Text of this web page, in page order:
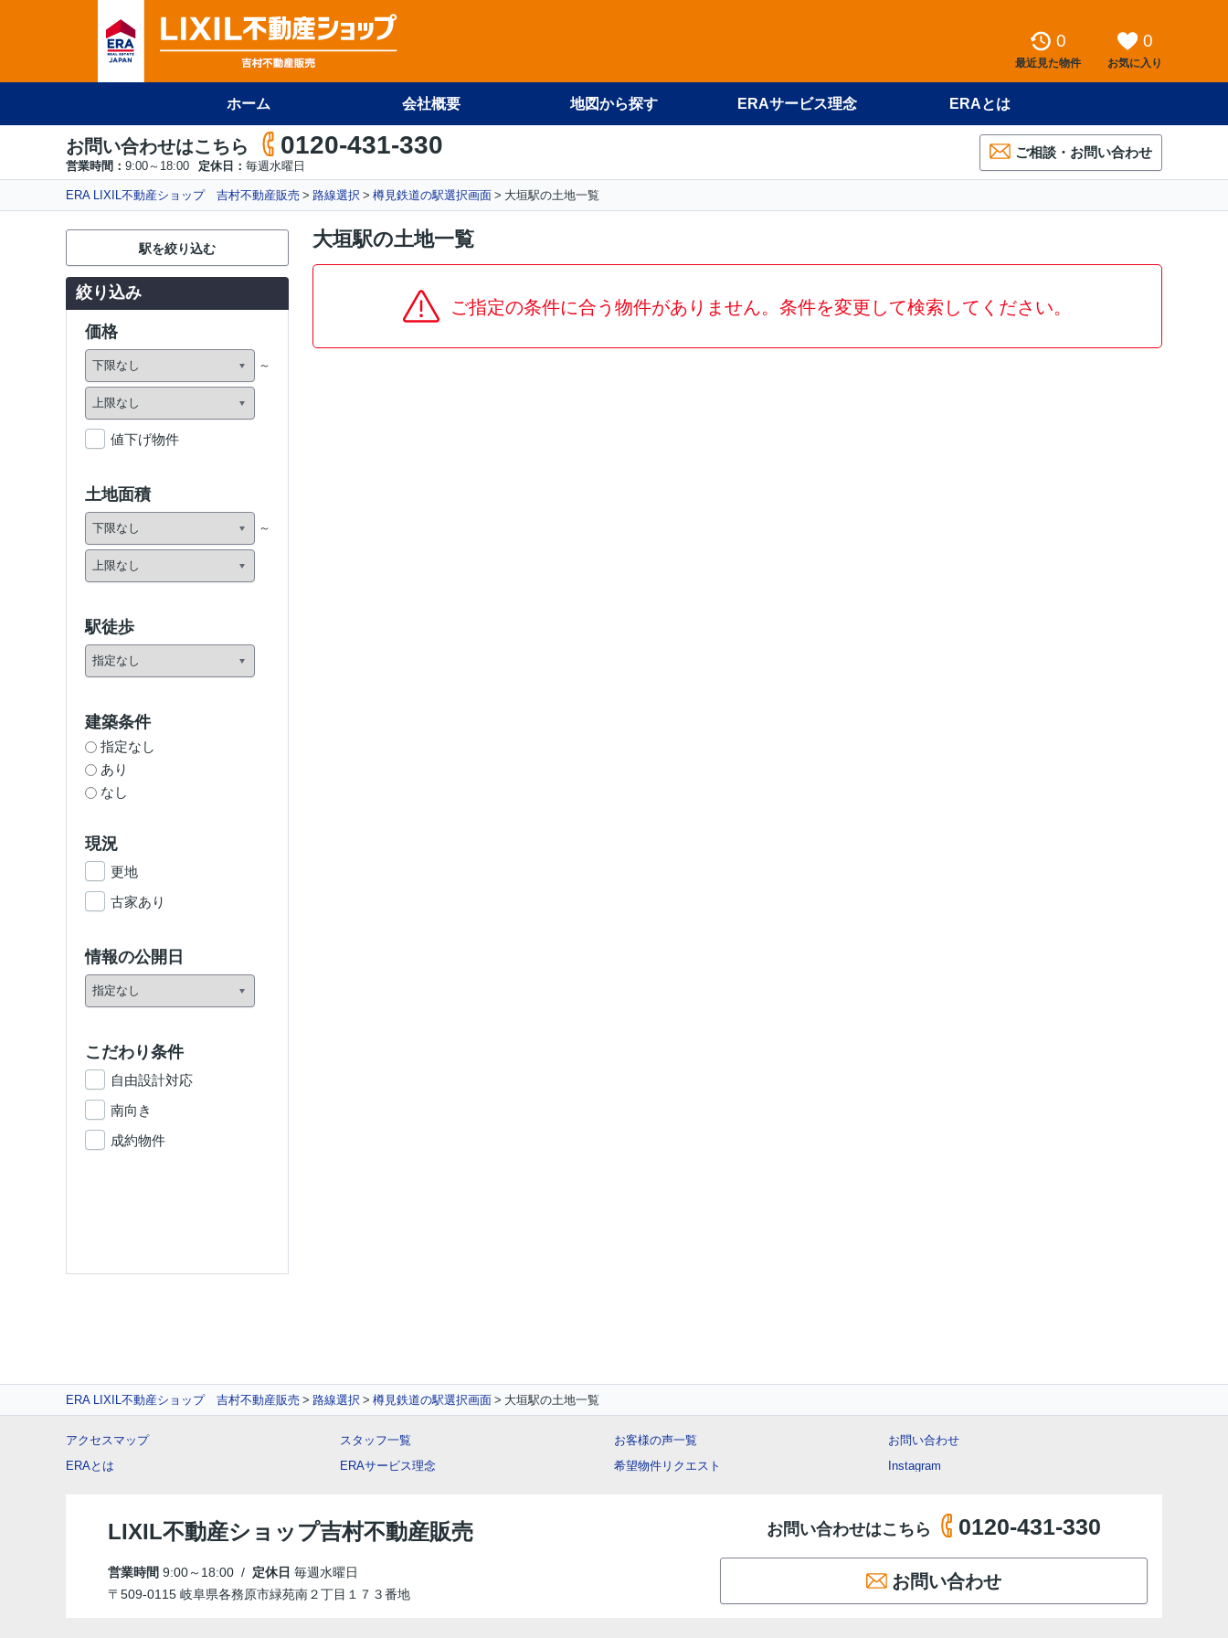
0
最近見た物件
0
お気に入り
ホーム 会社概要 地図から探す ERAサービス理念 ERAとは
お問い合わせはこちら 0120-431-330
営業時間： 9:00～18:00 定休日： 毎週水曜日
ご相談・お問い合わせ
ERA LIXIL不動産ショップ 吉村不動産販売 路線選択 樽見鉄道の駅選択画面 大垣駅の土地一覧
大垣駅の土地一覧
ご指定の条件に合う物件がありません。条件を変更して検索してください。
駅を絞り込む
絞り込み
価格
値下げ物件
土地面積
駅徒歩
建築条件
指定なし
あり
なし
現況
更地
古家あり
情報の公開日
こだわり条件
自由設計対応
南向き
成約物件
ERA LIXIL不動産ショップ 吉村不動産販売 路線選択 樽見鉄道の駅選択画面 大垣駅の土地一覧
アクセスマップ
ERAとは
スタッフ一覧
ERAサービス理念
お客様の声一覧
希望物件リクエスト
お問い合わせ
Instagram
LIXIL不動産ショップ吉村不動産販売
営業時間 9:00～18:00 / 定休日 毎週水曜日
〒509-0115 岐阜県各務原市緑苑南２丁目１７３番地
お問い合わせはこちら 0120-431-330
お問い合わせ